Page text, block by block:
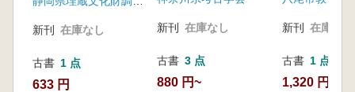
新刊 在庫なし
古書 1 点
633 円
新刊 在庫なし
古書 3 点
880 円~
新刊 在庫なし
古書 1 点
1,320 円